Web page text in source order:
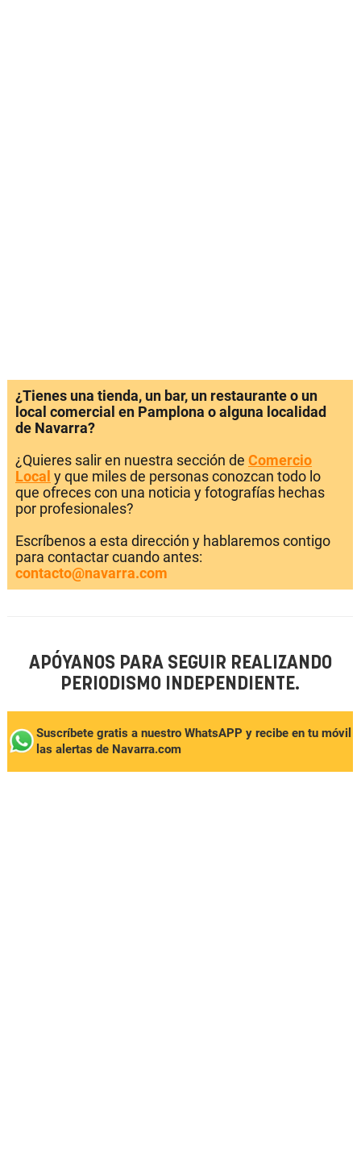
¿Tienes una tienda, un bar, un restaurante o un
local comercial en Pamplona o alguna localidad
de Navarra?
¿Quieres salir en nuestra sección de Comercio
Local y que miles de personas conozcan todo lo
que ofreces con una noticia y fotografías hechas
por profesionales?
Escríbenos a esta dirección y hablaremos contigo
para contactar cuando antes:
contacto@navarra.com
APÓYANOS PARA SEGUIR REALIZANDO
PERIODISMO INDEPENDIENTE.
Suscríbete gratis a nuestro WhatsAPP y recibe en tu móvil
las alertas de Navarra.com